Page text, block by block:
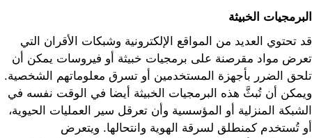
البرمجيات الخبيثة
قد تحتوي العديد من المواقع الإلكترونية وشبكات الأقران التي
تعرض مواد مقرصنة على برمجيات خبيثة أو فيروسات يمكن أن
تلحق الضرر بأجهزة المستخدمين أو تسرق معلوماتهم الشخصية.
ويمكن أن تُبثَّ هذه البرمجيات الخبيثة أيضا في الوقت نفسه في
الشبكة المنزلية أو المؤسسية وأن تعرقل سير العمليات الحيوية،
أو تُستخدم كمنطلق لسرقة الهوية وانتحالها. ويتعرض